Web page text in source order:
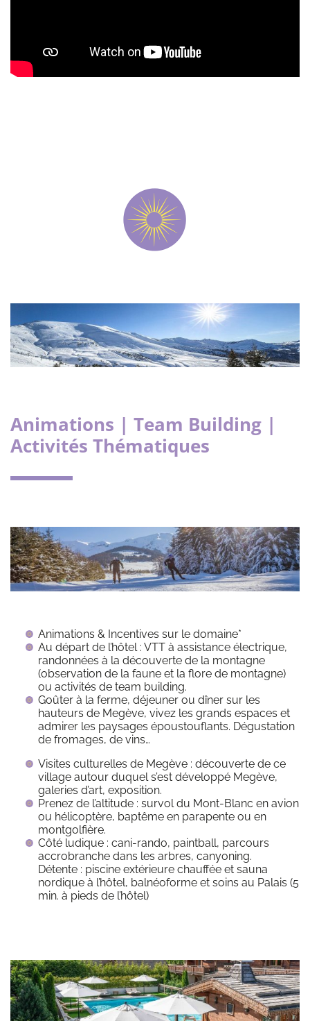
Animations | Team Building |
Activités Thématiques
Animations & Incentives sur le domaine*
Au départ de l’hôtel : VTT à assistance électrique,
randonnées à la découverte de la montagne
(observation de la faune et la flore de montagne)
ou activités de team building.
Goûter à la ferme, déjeuner ou dîner sur les
hauteurs de Megève, vivez les grands espaces et
admirer les paysages époustouflants. Dégustation
de fromages, de vins…
Visites culturelles de Megève : découverte de ce
village autour duquel s’est développé Megève,
galeries d’art, exposition.
Prenez de l’altitude : survol du Mont-Blanc en avion
ou hélicoptère, baptême en parapente ou en
montgolfière.
Côté ludique : cani-rando, paintball, parcours
accrobranche dans les arbres, canyoning.
Détente : piscine extérieure chauffée et sauna
nordique à l’hôtel, balnéoforme et soins au Palais (5
min. à pieds de l’hôtel)